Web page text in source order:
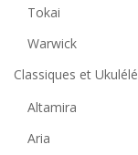
Tokai
Warwick
Classiques et Ukulélé
Altamira
Aria